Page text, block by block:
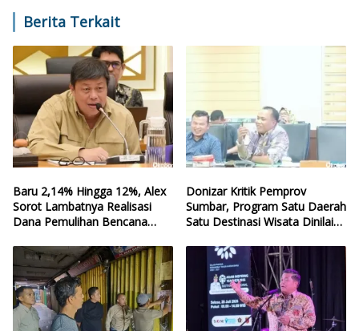
Berita Terkait
Baru 2,14% Hingga 12%, Alex
Sorot Lambatnya Realisasi
Dana Pemulihan Bencana
Donizar Kritik Pemprov
Sumbar, Program Satu Daerah
Satu Destinasi Wisata Dinilai